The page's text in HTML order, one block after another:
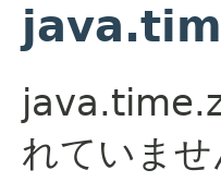
れていませ